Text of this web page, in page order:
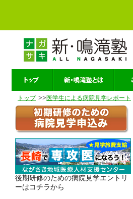
トップ >>医学生による病院見学レポート
後期研修のための病院見学エントリ
ーはコチラから